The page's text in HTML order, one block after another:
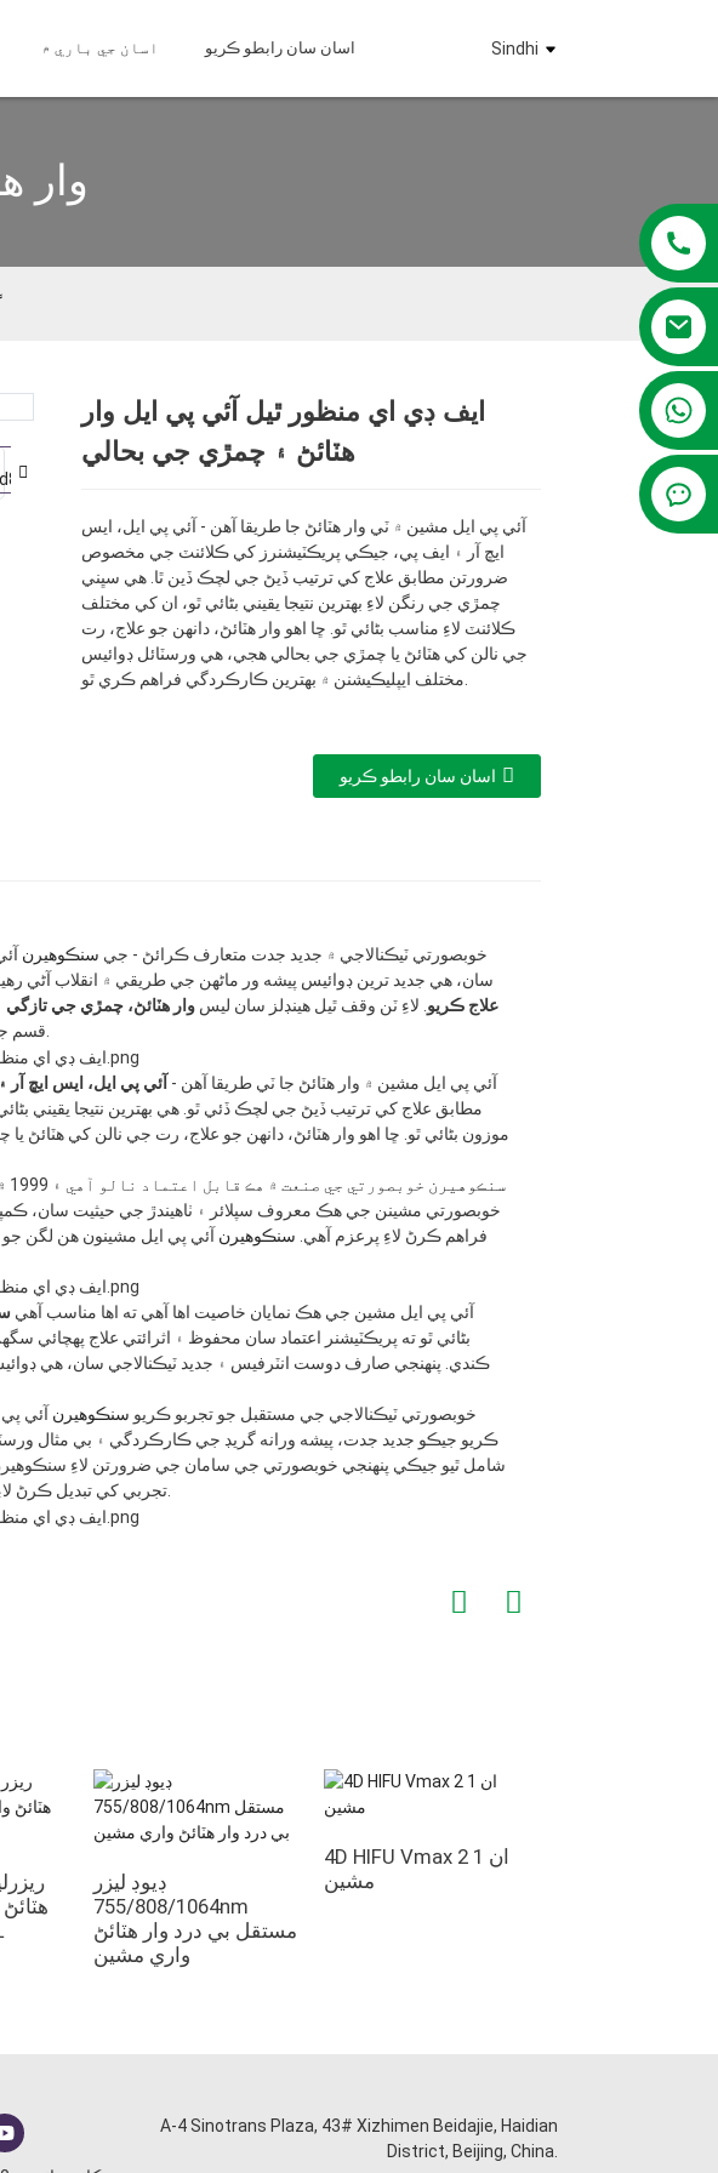
اسان جي باري ۾ اسان سان رابطو ڪريو Sindhi
+86 13381209830
وار
Loading...
Loading... Loading...
Loading...
ايف ڊي اي منظور ٿيل آئي پي ايل وار
هٽائڻ ۽ چمڙي جي بحالي
آئي پي ايل مشين ۾ ٽي وار هٽائڻ جا طريقا آهن - آئي پي ايل، ايس
ايڇ آر ۽ ايف پي، جيڪي پريڪٽيشنرز کي ڪلائنٽ جي مخصوص
ضرورتن مطابق علاج کي ترتيب ڏيڻ جي لچڪ ڏين ٿا. هي سڀني
چمڙي جي رنگن لاءِ بهترين نتيجا يقيني بڻائي ٿو، ان کي مختلف
ڪلائنٽ لاءِ مناسب بڻائي ٿو. ڇا اهو وار هٽائڻ، دانهن جو علاج، رت
جي نالن کي هٽائڻ يا چمڙي جي بحالي هجي، هي ورسٽائل ڊوائيس
اسان سان رابطو ڪريو
خوبصورتي ٽيڪنالاجي ۾ جديد جدت متعارف ڪرائڻ - جي سنڪوهيرن
سان، هي جديد ترين ڊوائيس پيشه ور ماڻهن جي طريقي ۾ انقلاب آڻي
علاج ڪريو . لاءِ ٽن وقف ٿيل هينڊلز سان ليس وار هٽائڻ، چمڙي جي
آئي پي ايل مشين ۾ وار هٽائڻ جا ٽي طريقا آهن - آئي پي ايل، ايس ايڇ آر
مطابق علاج کي ترتيب ڏيڻ جي لچڪ ڏئي ٿو. هي بهترين نتيجا يقيني
موزون بڻائي ٿو. ڇا اهو وار هٽائڻ، دانهن جو علاج، رت جي نالن کي
سنڪوهيرن
خوبصورتي مشينن جي هڪ معروف سپلائر ۽ ٺاهيندڙ جي حيثيت سان،
فراهم ڪرڻ لاءِ پرعزم آهي. سنڪوهيرن آئي پي ايل مشينون هن لگن
آئي پي ايل مشين جي هڪ نمايان خاصيت اها آهي ته اها مناسب آهي
بڻائي ٿو ته پريڪٽيشنر اعتماد سان محفوظ ۽ اثرائتي علاج
ڪندي. پنهنجي صارف دوست انٽرفيس ۽ جديد ٽيڪنالاجي سان، هي
خوبصورتي ٽيڪنالاجي جي مستقبل جو تجربو ڪريو سنڪوهيرن آئي
ڪريو جيڪو جديد جدت، پيشه ورانه گريڊ جي ڪارڪردگي ۽ بي مثال
شامل ٿيو جيڪي پنهنجي خوبصورتي جي سامان جي ضرورتن لاءِ
تجربي کي تبديل ڪرڻ لاءِ آئي پي ايل مشينن جي لامحدود صلاحيت کي ڳوليو.
ڊيوڊ ليزر
755/808/1064nm
مستقل بي درد وار هٽائڻ
واري مشين
4D HIFU Vmax 2 ان 1
مشين
A-4 Sinotrans Plaza, 43# Xizhimen Beidajie, Haidian
District, Beijing, China.